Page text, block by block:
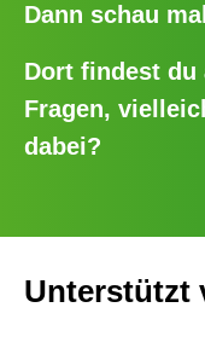
Dann schau
Dort findest du
Fragen,
dabei?
Unterstützt